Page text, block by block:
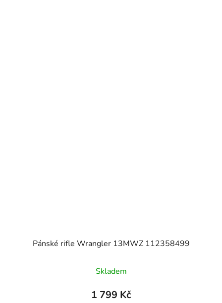
Pánské rifle Wrangler 13MWZ 112358499
Skladem
1 799 Kč